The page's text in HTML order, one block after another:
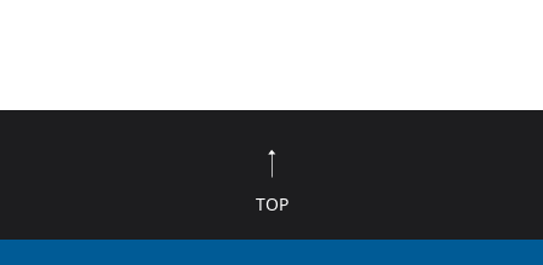
TOP